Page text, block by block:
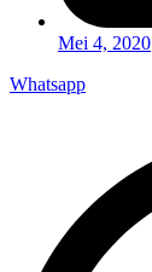
Mei 4, 2020
Whatsapp